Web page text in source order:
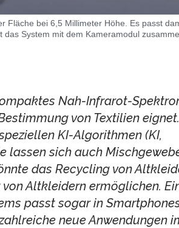
Fläche bei 6,5 Millimeter Höhe. Es passt
System mit dem Kameramodul
Nah-Infrarot-
von Textilien eignet.
KI-Algorithmen (KI,
lassen sich auch
das Recycling von
Altkleidern ermöglichen.
passt sogar in
neue Anwendungen